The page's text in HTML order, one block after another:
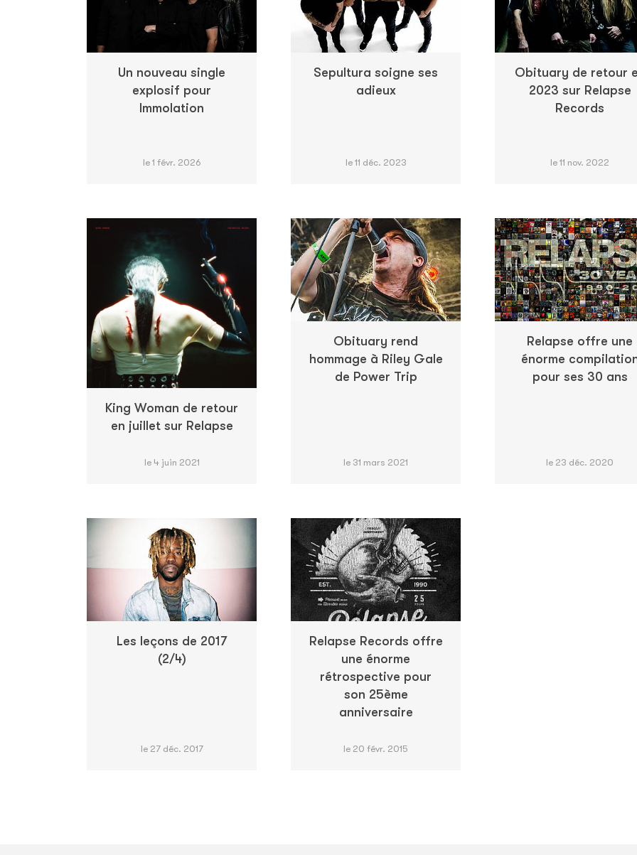
Un nouveau single
explosif pour
Immolation
le 1 févr. 2026
Sepultura soigne ses
adieux
le 11 déc. 2023
Obituary de retour
2023 sur Relapse
Records
le 11 nov. 2022
King Woman de retour
en juillet sur Relapse
le 4 juin 2021
Obituary rend
hommage à Riley Gale
de Power Trip
le 31 mars 2021
Relapse offre une
énorme
pour ses 30 ans
le 23 déc. 2020
Les leçons de 2017
(2/4)
le 27 déc. 2017
Relapse Records offre
une énorme
rétrospective pour
son 25ème
anniversaire
le 20 févr. 2015